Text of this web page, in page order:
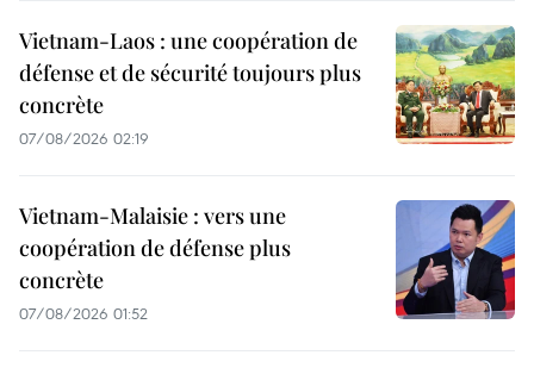
Vietnam-Laos : une coopération de
défense et de sécurité toujours plus
concrète
07/08/2026 02:19
Vietnam-Malaisie : vers une
coopération de défense plus
concrète
07/08/2026 01:52